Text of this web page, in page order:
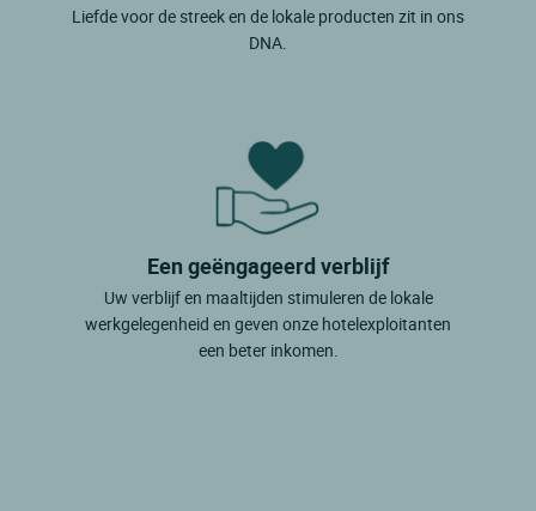
Liefde voor de streek en de lokale producten zit in ons
DNA.
Een geëngageerd verblijf
Uw verblijf en maaltijden stimuleren de lokale
werkgelegenheid en geven onze hotelexploitanten
een beter inkomen.